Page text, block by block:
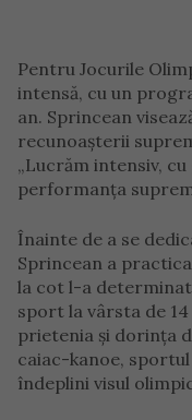
Pentru Jocurile
intensă, cu un
an. Sprincean
recunoașterii
„Lucrăm intensiv,
performanța
Înainte de a se
Sprincean a
la cot l-a
sport la vârsta de
prietenia și dorința
caiac-kanoe,
îndeplini visul